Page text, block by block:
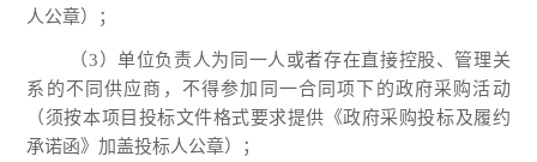
人公章）；
（3）单位负责人为同一人或者存在直接控股、管理关
系的不同供应商，不得参加同一合同项下的政府采购活动
（须按本项目投标文件格式要求提供《政府采购投标及履约
承诺函》加盖投标人公章）；